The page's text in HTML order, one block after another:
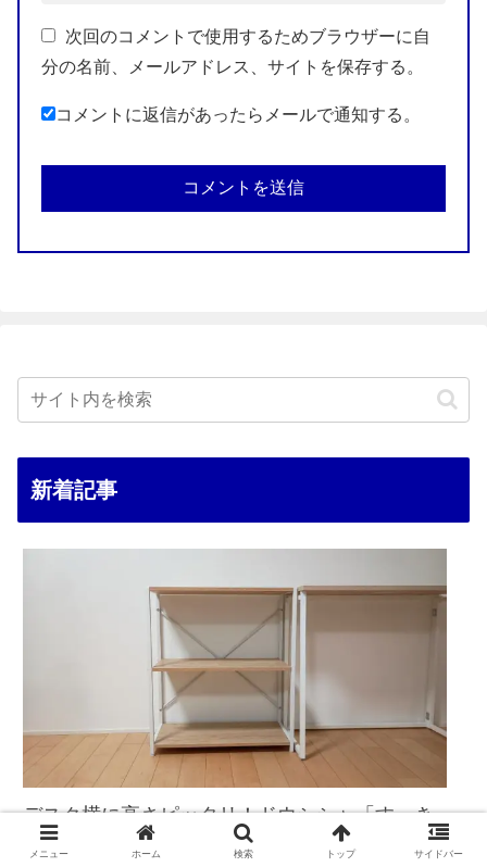
次回のコメントで使用するためブラウザーに自
分の名前、メールアドレス、サイトを保存する。
コメントに返信があったらメールで通知する。
新着記事
デスク横に高さピッタリ！ドウシシャ「すっき
りシェルフ3段」
メニュー ホーム 検索 トップ サイドバー